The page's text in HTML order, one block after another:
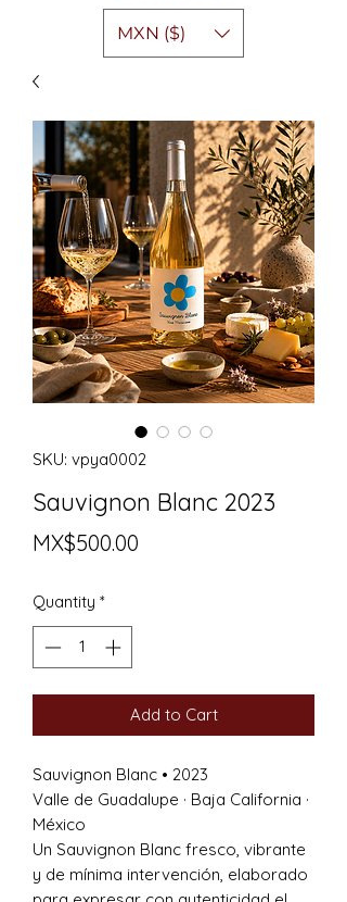
MXN ($)
SKU: vpya0002
Sauvignon Blanc 2023
MX$500.00
Quantity *
Add to Cart
Sauvignon Blanc • 2023
Valle de Guadalupe · Baja California ·
México
Un Sauvignon Blanc fresco, vibrante
y de mínima intervención, elaborado